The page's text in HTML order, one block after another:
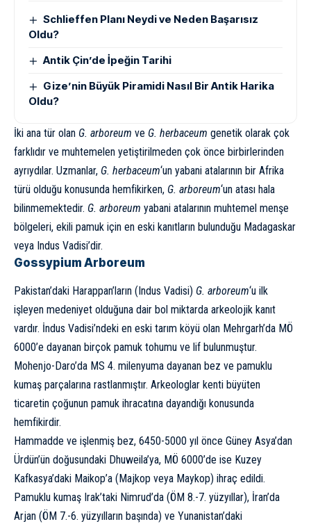
Schlieffen Planı Neydi ve Neden Başarısız
Oldu?
Antik Çin’de İpeğin Tarihi
Gize’nin Büyük Piramidi Nasıl Bir Antik Harika
Oldu?
İki ana tür olan G. arboreum ve G. herbaceum genetik olarak çok
farklıdır ve muhtemelen yetiştirilmeden çok önce birbirlerinden
ayrıydılar. Uzmanlar, G. herbaceum‘un yabani atalarının bir Afrika
türü olduğu konusunda hemfikirken, G. arboreum‘un atası hala
bilinmemektedir. G. arboreum yabani atalarının muhtemel menşe
bölgeleri, ekili pamuk için en eski kanıtların bulunduğu Madagaskar
veya Indus Vadisi’dir.
Gossypium Arboreum
Pakistan’daki Harappan’ların (Indus Vadisi) G. arboreum‘u ilk
işleyen medeniyet olduğuna dair bol miktarda arkeolojik kanıt
vardır. İndus Vadisi’ndeki en eski tarım köyü olan Mehrgarh’da MÖ
6000’e dayanan birçok pamuk tohumu ve lif bulunmuştur.
Mohenjo-Daro’da MS 4. milenyuma dayanan bez ve pamuklu
kumaş parçalarına rastlanmıştır. Arkeologlar kenti büyüten
ticaretin çoğunun pamuk ihracatına dayandığı konusunda
hemfikirdir.
Hammadde ve işlenmiş bez, 6450-5000 yıl önce Güney Asya’dan
Ürdün’ün doğusundaki Dhuweila’ya, MÖ 6000’de ise Kuzey
Kafkasya’daki Maikop’a (Majkop veya Maykop) ihraç edildi.
Pamuklu kumaş Irak’taki Nimrud’da (ÖM 8.-7. yüzyıllar), İran’da
Arjan (ÖM 7.-6. yüzyılların başında) ve Yunanistan’daki